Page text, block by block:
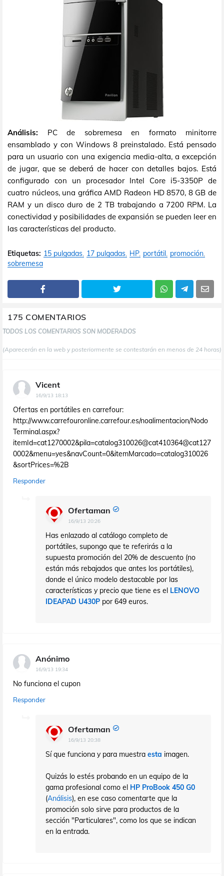
Análisis: PC de sobremesa en formato minitorre
ensamblado y con Windows 8 preinstalado. Está pensado
para un usuario con una exigencia media-alta, a excepción
de jugar, que se deberá de hacer con detalles bajos. Está
configurado con un procesador Intel Core i5-3350P de
cuatro núcleos, una gráfica AMD Radeon HD 8570, 8 GB de
RAM y un disco duro de 2 TB trabajando a 7200 RPM. La
conectividad y posibilidades de expansión se pueden leer en
las características del producto.
Etiquetas: 15 pulgadas 17 pulgadas HP portátil promoción
sobremesa
175 COMENTARIOS
TODOS LOS COMENTARIOS SON MODERADOS
(Aparecerán en la web y posteriormente se contestarán en menos de 24 horas)
Vicent
16/9/13 18:13
Ofertas en portátiles en carrefour:
http://www.carrefouronline.carrefour.es/noalimentacion/Nodo
Terminal.aspx?
itemId=cat1270002&pila=catalog310026@cat410364@cat127
0002&menu=yes&navCount=0&itemMarcado=catalog310026
&sortPrices=%2B
Responder
Ofertaman
16/9/13 20:26
Has enlazado al catálogo completo de
portátiles, supongo que te referirás a la
supuesta promoción del 20% de descuento (no
están más rebajados que antes los portátiles),
donde el único modelo destacable por las
características y precio que tiene es el LENOVO
IDEAPAD U430P por 649 euros.
Anónimo
16/9/13 19:34
No funciona el cupon
Responder
Ofertaman
16/9/13 20:38
Sí que funciona y para muestra esta imagen.
Quizás lo estés probando en un equipo de la
gama profesional como el HP ProBook 450 G0
(Análisis), en ese caso comentarte que la
promoción solo sirve para productos de la
sección "Particulares", como los que se indican
en la entrada.